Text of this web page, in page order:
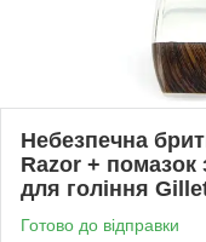
Небезпечна
Razor + помазок
для гоління
Готово до відправки